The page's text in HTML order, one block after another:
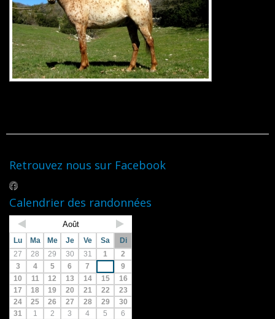
Retrouvez nous sur Facebook
Calendrier des randonnées
Août
Lu Ma Me Je Ve Sa
Di
27
28 29 30 31 1
2
3
4 5 6 7
9
10
11 12 13 14 15
16
17
18 19 20 21 22
23
24
25 26 27 28 29
30
31
1 2 3 4 5 6